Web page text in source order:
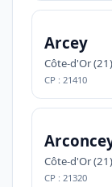
Arcey
Côte-d'Or
CP : 21410
Côte-d'Or
CP : 21320